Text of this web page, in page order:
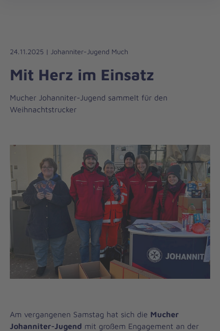
24.11.2025 | Johanniter-Jugend Much
Mit Herz im Einsatz
Mucher Johanniter-Jugend sammelt für den
Weihnachtstrucker
Am vergangenen Samstag hat sich die Mucher
Johanniter-Jugend mit großem Engagement an der